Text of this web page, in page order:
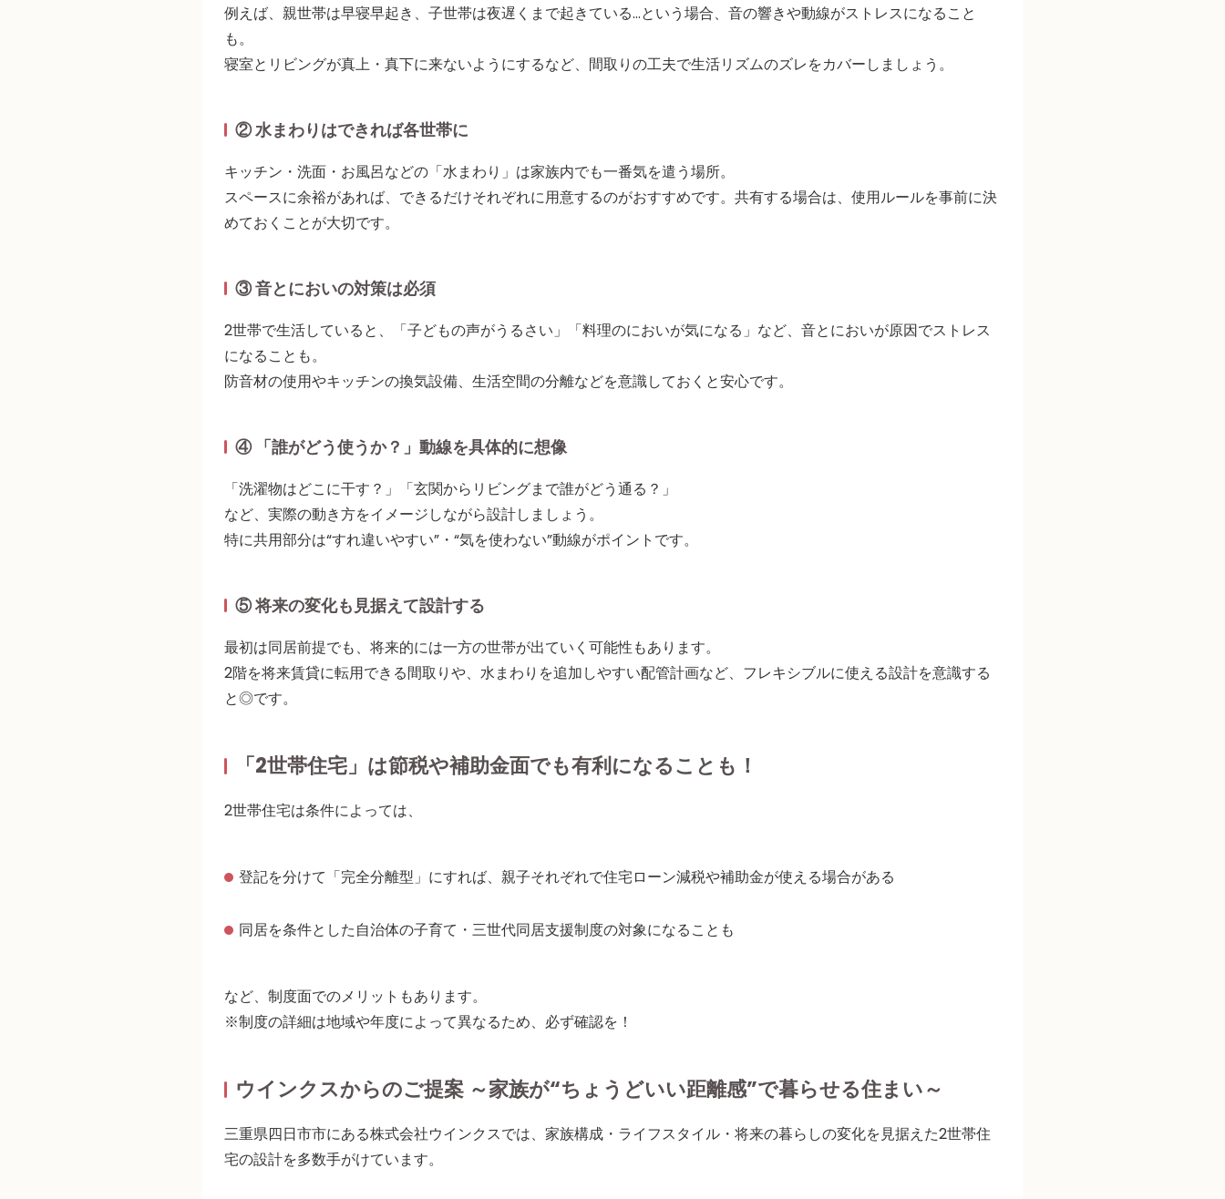
例えば、親世帯は早寝早起き、子世帯は夜遅くまで起きている…という場合、 音の響きや動線がストレスになること
も。
寝室とリビングが真上・真下に来ないようにするなど、 間取りの工夫で生活リズムのズレをカバーしましょう。
② 水まわりはできれば各世帯に
キッチン・洗面・お風呂などの「水まわり」は家族内でも一番気を遣う場所。
スペースに余裕があれば、できるだけそれぞれに用意するのがおすすめです。共有する場合は、使用ルールを事前に決
めておくことが大切です。
③ 音とにおいの対策は必須
2世帯で生活していると、「子どもの声がうるさい」「料理のにおいが気になる」など、 音とにおいが原因でストレス
になることも。
防音材の使用やキッチンの換気設備、生活空間の分離などを意識しておくと安心です。
④ 「誰がどう使うか？」動線を具体的に想像
「洗濯物はどこに干す？」「玄関からリビングまで誰がどう通る？」
など、 実際の動き方をイメージしながら設計しましょう。
特に共用部分は“すれ違いやすい”・“気を使わない”動線がポイント です。
⑤ 将来の変化も見据えて設計する
最初は同居前提でも、将来的には一方の世帯が出ていく可能性もあります。
2階を将来賃貸に転用できる間取りや、水まわりを追加しやすい配管計画など、 フレキシブルに使える設計を意識する
と◎です。
「2世帯住宅」は節税や補助金面でも有利になることも！
2世帯住宅は条件によっては、
登記を分けて「完全分離型」にすれば、親子それぞれで住宅ローン減税や補助金が使える場合がある
同居を条件とした自治体の子育て・三世代同居支援制度の対象になることも
など、 制度面でのメリット もあります。
※制度の詳細は地域や年度によって異なるため、必ず確認を！
ウインクスからのご提案 ～家族が“ちょうどいい距離感”で暮らせる住まい～
三重県四日市市にある株式会社ウインクスでは、 家族構成・ライフスタイル・将来の暮らしの変化を見据えた2世帯住
宅の設計を多数手がけています。